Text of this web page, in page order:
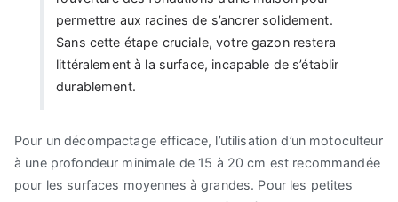
permettre aux racines de s’ancrer solidement.
Sans cette étape cruciale, votre gazon restera
littéralement à la surface, incapable de s’établir
durablement.
Pour un décompactage efficace, l’utilisation d’un motoculteur
à une profondeur minimale de 15 à 20 cm est recommandée
pour les surfaces moyennes à grandes. Pour les petites